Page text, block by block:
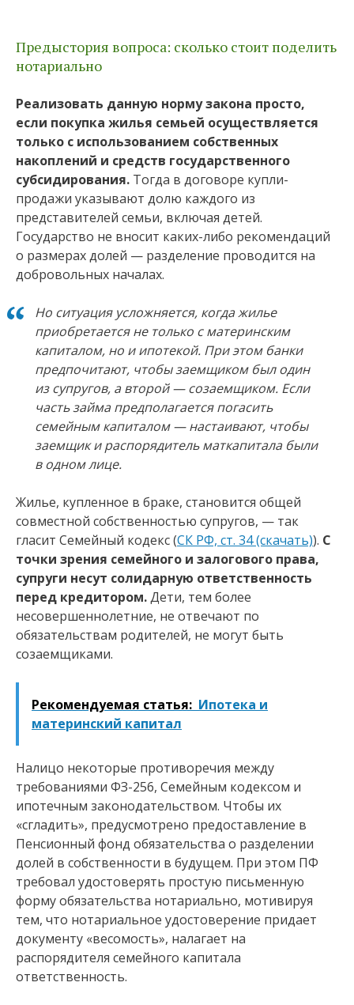
Предыстория вопроса: сколько стоит поделить
нотариально
Реализовать данную норму закона просто,
если покупка жилья семьей осуществляется
только с использованием собственных
накоплений и средств государственного
субсидирования. Тогда в договоре купли-
продажи указывают долю каждого из
представителей семьи, включая детей.
Государство не вносит каких-либо рекомендаций
о размерах долей — разделение проводится на
добровольных началах.
Но ситуация усложняется, когда жилье
приобретается не только с материнским
капиталом, но и ипотекой. При этом банки
предпочитают, чтобы заемщиком был один
из супругов, а второй — созаемщиком. Если
часть займа предполагается погасить
семейным капиталом — настаивают, чтобы
заемщик и распорядитель маткапитала были
в одном лице.
Жилье, купленное в браке, становится общей
совместной собственностью супругов, — так
гласит Семейный кодекс (СК РФ, ст. 34 (скачать)). С
точки зрения семейного и залогового права,
супруги несут солидарную ответственность
перед кредитором.Дети, тем более
несовершеннолетние, не отвечают по
обязательствам родителей, не могут быть
созаемщиками.
Рекомендуемая статья: Ипотека и
материнский капитал
Налицо некоторые противоречия между
требованиями ФЗ-256, Семейным кодексом и
ипотечным законодательством. Чтобы их
«сгладить», предусмотрено предоставление в
Пенсионный фонд обязательства о разделении
долей в собственности в будущем. При этом ПФ
требовал удостоверять простую письменную
форму обязательства нотариально, мотивируя
тем, что нотариальное удостоверение придает
документу «весомость», налагает на
распорядителя семейного капитала
ответственность.